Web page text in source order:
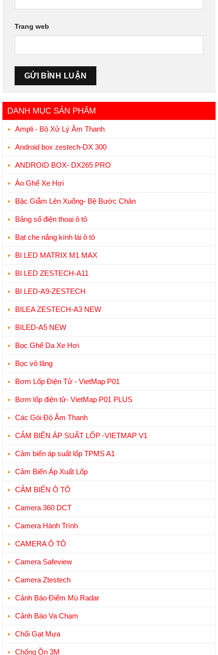
DANH MỤC SẢN PHẨM
Ampli - Bộ Xử Lý Âm Thanh
Android box zestech-DX 300
ANDROID BOX- DX265 PRO
Áo Ghế Xe Hơi
Bậc Giẫm Lên Xuống- Bệ Bước Chân
Bảng số điện thoại ô tô
Bạt che nắng kính lái ô tô
BI LED MATRIX M1 MAX
BI LED ZESTECH-A11
BI LED-A9-ZESTECH
BILEA ZESTECH-A3 NEW
BILED-A5 NEW
Bọc Ghế Da Xe Hơi
Bọc vô lăng
Bơm Lốp Điện Tử - VietMap P01
Bơm lốp điện tử- VietMap P01 PLUS
Các Gói Độ Âm Thanh
CẢM BIẾN ÁP SUẤT LỐP -VIETMAP V1
Cảm biến áp suất lốp TPMS A1
Cảm Biến Áp Xuất Lốp
CẢM BIẾN Ô TÔ
Camera 360 DCT
Camera Hành Trình
CAMERA Ô TÔ
Camera Safeview
Camera Ztestech
Cảnh Báo Điểm Mù Radar
Cảnh Báo Va Chạm
Chổi Gạt Mưa
Chống Ồn 3M
Trang web